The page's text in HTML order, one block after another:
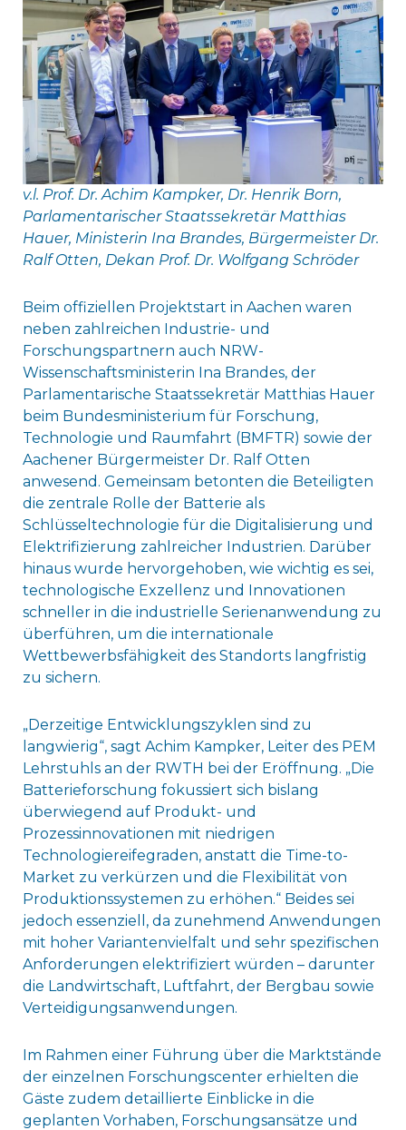
v.l. Prof. Dr. Achim Kampker, Dr. Henrik Born,
Parlamentarischer Staatssekretär Matthias
Hauer, Ministerin Ina Brandes, Bürgermeister Dr.
Ralf Otten, Dekan Prof. Dr. Wolfgang Schröder
Beim offiziellen Projektstart in Aachen waren
neben zahlreichen Industrie- und
Forschungspartnern auch NRW-
Wissenschaftsministerin Ina Brandes, der
Parlamentarische Staatssekretär Matthias Hauer
beim Bundesministerium für Forschung,
Technologie und Raumfahrt (BMFTR) sowie der
Aachener Bürgermeister Dr. Ralf Otten
anwesend. Gemeinsam betonten die Beteiligten
die zentrale Rolle der Batterie als
Schlüsseltechnologie für die Digitalisierung und
Elektrifizierung zahlreicher Industrien. Darüber
hinaus wurde hervorgehoben, wie wichtig es sei,
technologische Exzellenz und Innovationen
schneller in die industrielle Serienanwendung zu
überführen, um die internationale
Wettbewerbsfähigkeit des Standorts langfristig
zu sichern.
„Derzeitige Entwicklungszyklen sind zu
langwierig“, sagt Achim Kampker, Leiter des PEM
Lehrstuhls an der RWTH bei der Eröffnung. „Die
Batterieforschung fokussiert sich bislang
überwiegend auf Produkt- und
Prozessinnovationen mit niedrigen
Technologiereifegraden, anstatt die Time-to-
Market zu verkürzen und die Flexibilität von
Produktionssystemen zu erhöhen.“ Beides sei
jedoch essenziell, da zunehmend Anwendungen
mit hoher Variantenvielfalt und sehr spezifischen
Anforderungen elektrifiziert würden – darunter
die Landwirtschaft, Luftfahrt, der Bergbau sowie
Verteidigungsanwendungen.
Im Rahmen einer Führung über die Marktstände
der einzelnen Forschungscenter erhielten die
Gäste zudem detaillierte Einblicke in die
geplanten Vorhaben, Forschungsansätze und